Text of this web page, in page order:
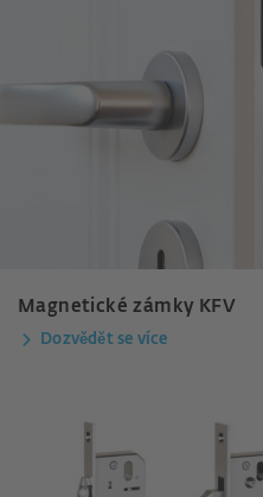
Magnetické zámky KFV
Dozvědět se více